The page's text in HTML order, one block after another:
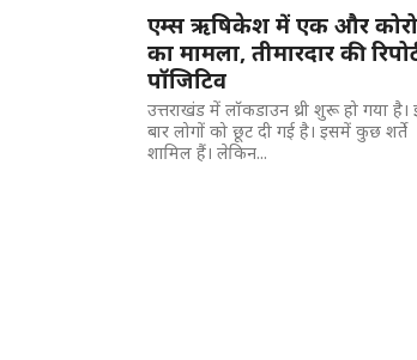
एम्स ऋषिकेश में एक और
का मामला, तीमारदार की
पॉजिटिव
उत्तराखंड में लॉकडाउन थ्री शुरू हो गया है।
बार लोगों को छूट दी गई है। इसमें कुछ शर्ते
शामिल हैं। लेकिन...